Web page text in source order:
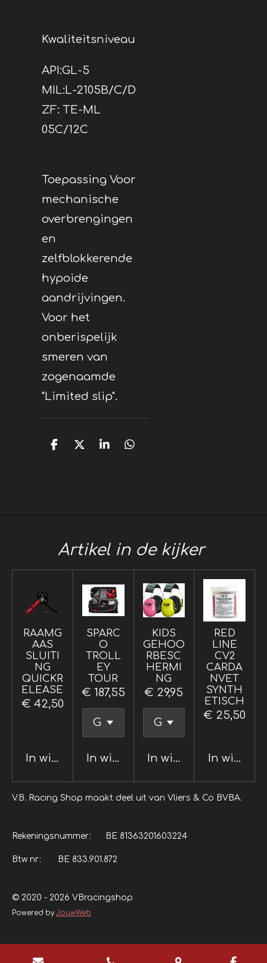
Kwaliteitsniveau
API:GL-5
MIL:L-2105B/C/D
ZF: TE-ML
05C/12C
Toepassing Voor
mechanische
overbrengingen
en
zelfblokkerende
hypoide
aandrijvingen.
Voor het
onberispelijk
smeren van
zogenaamde
"Limited slip".
D
D
S
D
Artikel in de kijker
RAAMG
AAS
SLUITI
NG
QUICKR
ELEASE
€ 42,50
In winkelwagen
SPARC
O
TROLL
EY
TOUR
€ 187,55
In winkelwagen
KIDS
GEHOO
RBESC
HERMI
NG
€ 29,95
In winkelwagen
RED
LINE
CV2
CARDA
NVET
SYNTH
ETISCH
€ 25,50
In
V.B. Racing Shop maakt deel uit van Vliers & Co BVBA.
Rekeningsnummer: BE 81363201603224
Btw nr: BE 833.901.872
© 2020 - 2026 VBracingshop
Powered byJouwWeb